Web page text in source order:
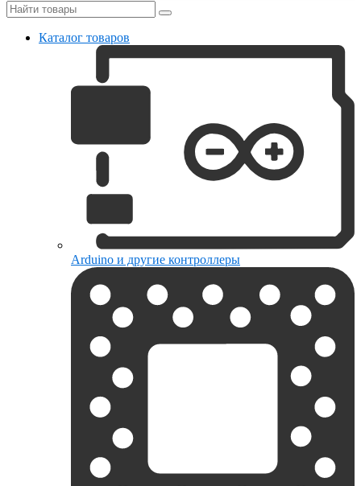
Каталог товаров
Arduino и другие контроллеры